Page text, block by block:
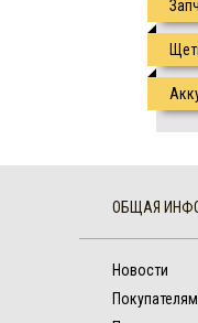
ОБЩАЯ
Новости
Покупателям